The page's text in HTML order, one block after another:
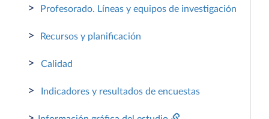
> Profesorado. Líneas y equipos de investigación
> Recursos y planificación
> Calidad
> Indicadores y resultados de encuestas